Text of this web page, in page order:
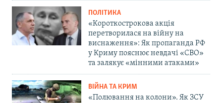
ПОЛІТИКА
«Короткострокова акція
перетворилася на війну на
виснаження»: Як пропаганда РФ
у Криму пояснює невдачі «СВО»
та залякує «мінними атаками»
ВІЙНА ТА КРИМ
«Полювання на колони». Як ЗСУ